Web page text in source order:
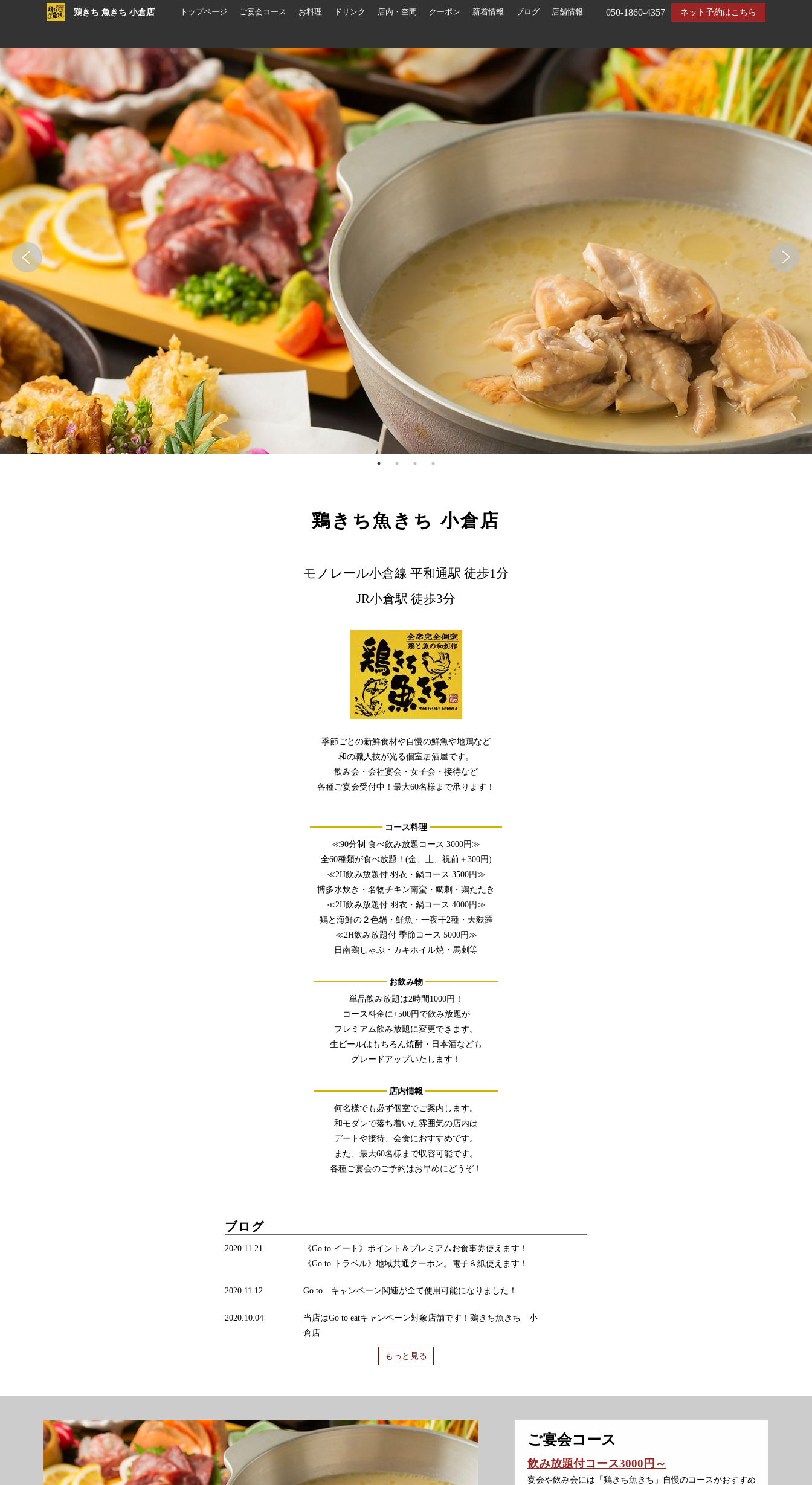
鶏きち 魚きち 小倉店 ネット予約はこちら
050-1860-4357
トップページ ご宴会コース お料理 ドリンク 店内・空間 クーポン 新着情報 ブログ 店舗情報
鶏きち魚きち 小倉店
モノレール小倉線 平和通駅 徒歩1分
JR小倉駅 徒歩3分
季節ごとの新鮮食材や自慢の鮮魚や地鶏など
和の職人技が光る個室居酒屋です。
飲み会・会社宴会・女子会・接待など
各種ご宴会受付中！最大60名様まで承ります！
コース料理
≪90分制 食べ飲み放題コース 3000円≫
全60種類が食べ放題！(金、土、祝前＋300円)
≪2H飲み放題付 羽衣・鍋コース 3500円≫
博多水炊き・名物チキン南蛮・鯛刺・鶏たたき
≪2H飲み放題付 羽衣・鍋コース 4000円≫
鶏と海鮮の２色鍋・鮮魚・一夜干2種・天麩羅
≪2H飲み放題付 季節コース 5000円≫
日南鶏しゃぶ・カキホイル焼・馬刺等
お飲み物
単品飲み放題は2時間1000円！
コース料金に+500円で飲み放題が
プレミアム飲み放題に変更できます。
生ビールはもちろん焼酎・日本酒なども
グレードアップいたします！
店内情報
何名様でも必ず個室でご案内します。
和モダンで落ち着いた雰囲気の店内は
デートや接待、会食におすすめです。
また、最大60名様まで収容可能です。
各種ご宴会のご予約はお早めにどうぞ！
ブログ
2020.11.21
《Go to イート》ポイント＆プレミアムお食事券使えます！
《Go to トラベル》地域共通クーポン。電子＆紙使えます！
2020.11.12 Go to キャンペーン関連が全て使用可能になりました！
2020.10.04
当店はGo to eatキャンペーン対象店舗です！鶏きち魚きち 小
倉店
もっと見る
ご宴会コース
飲み放題付コース3000円～
宴会や飲み会には「鶏きち魚きち」自慢のコースがおすすめ